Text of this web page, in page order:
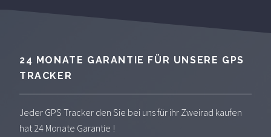
24 MONATE GARANTIE FÜR UNSERE GPS
TRACKER
Jeder GPS Tracker den Sie bei uns für ihr Zweirad kaufen
hat 24 Monate Garantie !